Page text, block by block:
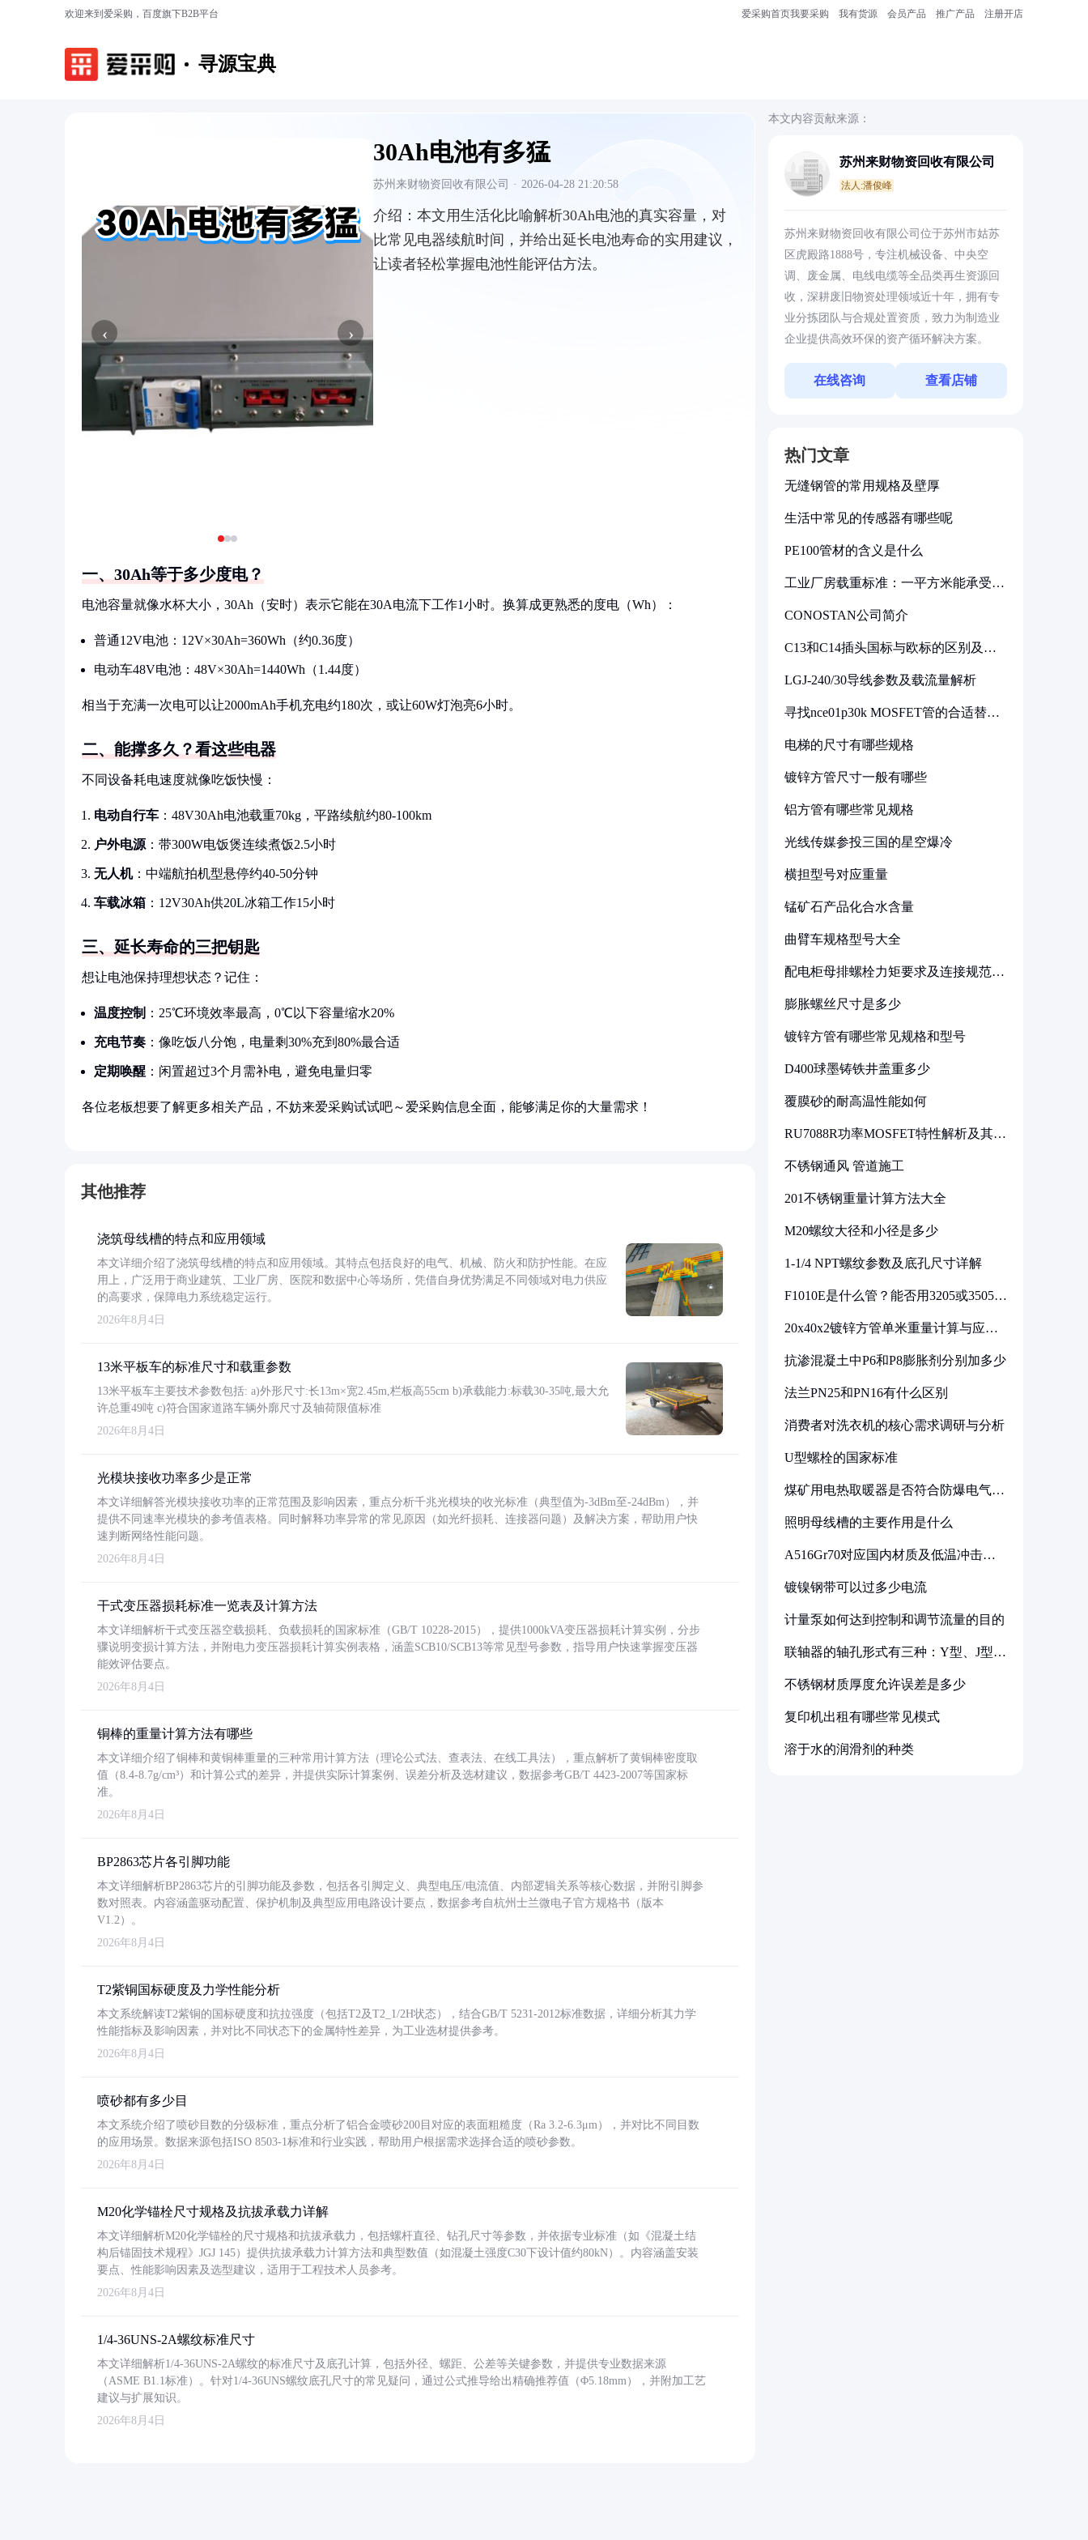
欢迎来到爱采购，百度旗下B2B平台 爱采购首页我要采购 我有货源 会员产品 推广产品 注册开店
寻源宝典
‹ ›
30Ah电池有多猛
苏州来财物资回收有限公司 · 2026-04-28 21:20:58
介绍： 本文用生活化比喻解析30Ah电池的真实容量，对
比常见电器续航时间，并给出延长电池寿命的实用建议，
让读者轻松掌握电池性能评估方法。
一、30Ah等于多少度电？
电池容量就像水杯大小，30Ah（安时）表示它能在30A电流下工作1小时。换算成更熟悉的度电（Wh）：
普通12V电池：12V×30Ah=360Wh（约0.36度）
电动车48V电池：48V×30Ah=1440Wh（1.44度）
相当于充满一次电可以让2000mAh手机充电约180次，或让60W灯泡亮6小时。
二、能撑多久？看这些电器
不同设备耗电速度就像吃饭快慢：
电动自行车 ：48V30Ah电池载重70kg，平路续航约80-100km
户外电源 ：带300W电饭煲连续煮饭2.5小时
无人机：中端航拍机型悬停约40-50分钟
车载冰箱 ：12V30Ah供20L冰箱工作15小时
三、延长寿命的三把钥匙
想让电池保持理想状态？记住：
温度控制 ：25℃环境效率最高，0℃以下容量缩水20%
充电节奏 ：像吃饭八分饱，电量剩30%充到80%最合适
定期唤醒 ：闲置超过3个月需补电，避免电量归零
各位老板想要了解更多相关产品，不妨来爱采购试试吧～爱采购信息全面，能够满足你的大量需求！
其他推荐
浇筑母线槽的特点和应用领域
本文详细介绍了浇筑母线槽的特点和应用领域。其特点包括良好的电气、机械、防火和防护性能。在应
用上，广泛用于商业建筑、工业厂房、医院和数据中心等场所，凭借自身优势满足不同领域对电力供应
的高要求，保障电力系统稳定运行。
2026年8月4日
13米平板车的标准尺寸和载重参数
13米平板车主要技术参数包括: a)外形尺寸:长13m×宽2.45m,栏板高55cm b)承载能力:标载30-35吨,最大允
许总重49吨 c)符合国家道路车辆外廓尺寸及轴荷限值标准
2026年8月4日
光模块接收功率多少是正常
本文详细解答光模块接收功率的正常范围及影响因素，重点分析千兆光模块的收光标准（典型值为-3dBm至-24dBm），并
提供不同速率光模块的参考值表格。同时解释功率异常的常见原因（如光纤损耗、连接器问题）及解决方案，帮助用户快
速判断网络性能问题。
2026年8月4日
干式变压器损耗标准一览表及计算方法
本文详细解析干式变压器空载损耗、负载损耗的国家标准（GB/T 10228-2015），提供1000kVA变压器损耗计算实例，分步
骤说明变损计算方法，并附电力变压器损耗计算实例表格，涵盖SCB10/SCB13等常见型号参数，指导用户快速掌握变压器
能效评估要点。
2026年8月4日
铜棒的重量计算方法有哪些
本文详细介绍了铜棒和黄铜棒重量的三种常用计算方法（理论公式法、查表法、在线工具法），重点解析了黄铜棒密度取
值（8.4-8.7g/cm³）和计算公式的差异，并提供实际计算案例、误差分析及选材建议，数据参考GB/T 4423-2007等国家标
准。
2026年8月4日
BP2863芯片各引脚功能
本文详细解析BP2863芯片的引脚功能及参数，包括各引脚定义、典型电压/电流值、内部逻辑关系等核心数据，并附引脚参
数对照表。内容涵盖驱动配置、保护机制及典型应用电路设计要点，数据参考自杭州士兰微电子官方规格书（版本
V1.2）。
2026年8月4日
T2紫铜国标硬度及力学性能分析
本文系统解读T2紫铜的国标硬度和抗拉强度（包括T2及T2_1/2H状态），结合GB/T 5231-2012标准数据，详细分析其力学
性能指标及影响因素，并对比不同状态下的金属特性差异，为工业选材提供参考。
2026年8月4日
喷砂都有多少目
本文系统介绍了喷砂目数的分级标准，重点分析了铝合金喷砂200目对应的表面粗糙度（Ra 3.2-6.3μm），并对比不同目数
的应用场景。数据来源包括ISO 8503-1标准和行业实践，帮助用户根据需求选择合适的喷砂参数。
2026年8月4日
M20化学锚栓尺寸规格及抗拔承载力详解
本文详细解析M20化学锚栓的尺寸规格和抗拔承载力，包括螺杆直径、钻孔尺寸等参数，并依据专业标准（如《混凝土结
构后锚固技术规程》JGJ 145）提供抗拔承载力计算方法和典型数值（如混凝土强度C30下设计值约80kN）。内容涵盖安装
要点、性能影响因素及选型建议，适用于工程技术人员参考。
2026年8月4日
1/4-36UNS-2A螺纹标准尺寸
本文详细解析1/4-36UNS-2A螺纹的标准尺寸及底孔计算，包括外径、螺距、公差等关键参数，并提供专业数据来源
（ASME B1.1标准）。针对1/4-36UNS螺纹底孔尺寸的常见疑问，通过公式推导给出精确推荐值（Φ5.18mm），并附加工艺
建议与扩展知识。
2026年8月4日
本文内容贡献来源：
苏州来财物资回收有限公司
法人:潘俊峰
苏州来财物资回收有限公司位于苏州市姑苏
区虎殿路1888号，专注机械设备、中央空
调、废金属、电线电缆等全品类再生资源回
收，深耕废旧物资处理领域近十年，拥有专
业分拣团队与合规处置资质，致力为制造业
企业提供高效环保的资产循环解决方案。
在线咨询 查看店铺
热门文章
无缝钢管的常用规格及壁厚
生活中常见的传感器有哪些呢
PE100管材的含义是什么
工业厂房载重标准：一平方米能承受多
CONOSTAN公司简介
C13和C14插头国标与欧标的区别及其
LGJ-240/30导线参数及载流量解析
寻找nce01p30k MOSFET管的合适替代
电梯的尺寸有哪些规格
镀锌方管尺寸一般有哪些
铝方管有哪些常见规格
光线传媒参投三国的星空爆冷
横担型号对应重量
锰矿石产品化合水含量
曲臂车规格型号大全
配电柜母排螺栓力矩要求及连接规范详
膨胀螺丝尺寸是多少
镀锌方管有哪些常见规格和型号
D400球墨铸铁井盖重多少
覆膜砂的耐高温性能如何
RU7088R功率MOSFET特性解析及其在
不锈钢通风 管道施工
201不锈钢重量计算方法大全
M20螺纹大径和小径是多少
1-1/4 NPT螺纹参数及底孔尺寸详解
F1010E是什么管？能否用3205或3505代
20x40x2镀锌方管单米重量计算与应用
抗渗混凝土中P6和P8膨胀剂分别加多少
法兰PN25和PN16有什么区别
消费者对洗衣机的核心需求调研与分析
U型螺栓的国家标准
煤矿用电热取暖器是否符合防爆电气设
照明母线槽的主要作用是什么
A516Gr70对应国内材质及低温冲击要
镀镍钢带可以过多少电流
计量泵如何达到控制和调节流量的目的
联轴器的轴孔形式有三种：Y型、J型、
不锈钢材质厚度允许误差是多少
复印机出租有哪些常见模式
溶于水的润滑剂的种类